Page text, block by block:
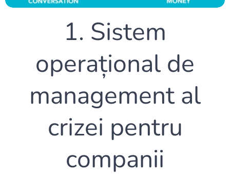
1. Sistem
operațional de
management al
crizei pentru
companii